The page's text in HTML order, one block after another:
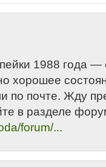
1988 года —
хорошее
по почте. Жду
в разделе
forum/...